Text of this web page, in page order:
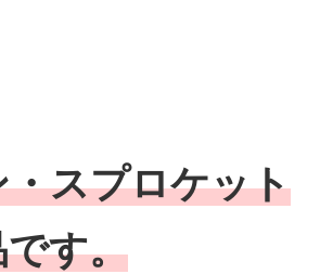
スプロケット
す。